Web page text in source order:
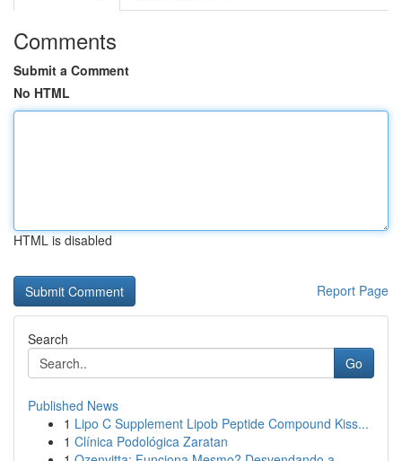
Comments
Submit a Comment
No HTML
HTML is disabled
Report Page
Search
Go
Published News
1 Lipo C Supplement Lipob Peptide Compound Kiss...
1 Clínica Podológica Zaratan